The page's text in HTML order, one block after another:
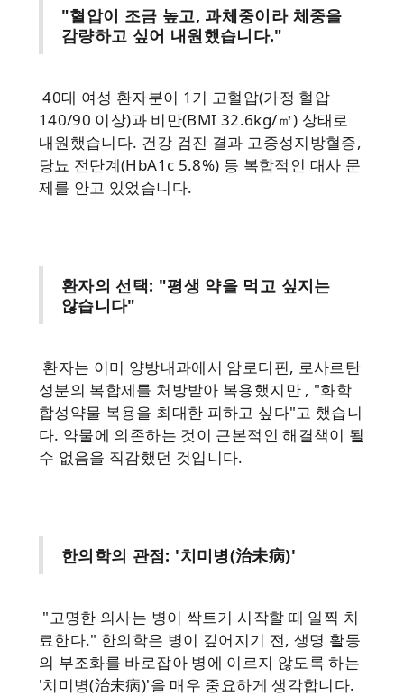
"혈압이 조금 높고, 과체중이라 체중을
감량하고 싶어 내원했습니다."
40대 여성 환자분이 1기 고혈압(가정 혈압
140/90 이상)과 비만(BMI 32.6kg/㎡) 상태로
내원했습니다. 건강 검진 결과 고중성지방혈증,
당뇨 전단계(HbA1c 5.8%) 등 복합적인 대사 문
제를 안고 있었습니다.
환자의 선택: "평생 약을 먹고 싶지는
않습니다"
환자는 이미 양방내과에서 암로디핀, 로사르탄
성분의 복합제를 처방받아 복용했지만 , "화학
합성약물 복용을 최대한 피하고 싶다"고 했습니
다. 약물에 의존하는 것이 근본적인 해결책이 될
수 없음을 직감했던 것입니다.
한의학의 관점: '치미병(治未病)'
"고명한 의사는 병이 싹트기 시작할 때 일찍 치
료한다." 한의학은 병이 깊어지기 전, 생명 활동
의 부조화를 바로잡아 병에 이르지 않도록 하는
'치미병(治未病)'을 매우 중요하게 생각합니다.